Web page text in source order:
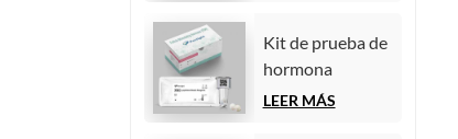
Kit de prueba de
hormona
estimulante del
LEER MÁS